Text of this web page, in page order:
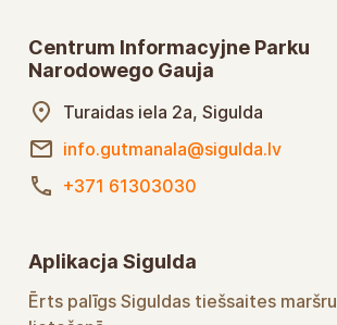
Centrum Informacyjne Parku
Narodowego Gauja
Ulica Turaidas 2a, Sigulda
info.gutmanala@sigulda.lv
+371 61303030
Aplikacja Sigulda
Wygodny asystent w korzystaniu z